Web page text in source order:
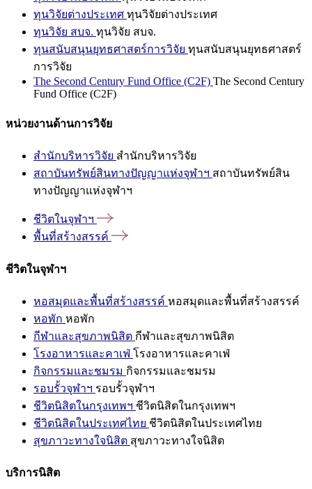
ทุนวิจัยต่างประเทศ ทุนวิจัยต่างประเทศ
ทุนวิจัย สบจ. ทุนวิจัย สบจ.
ทุนสนับสนุนยุทธศาสตร์การวิจัย ทุนสนับสนุนยุทธศาสตร์
การวิจัย
The Second Century Fund Office (C2F) The Second Century
Fund Office (C2F)
หน่วยงานด้านการวิจัย
สำนักบริหารวิจัย สำนักบริหารวิจัย
สถาบันทรัพย์สินทางปัญญาแห่งจุฬาฯ สถาบันทรัพย์สิน
ทางปัญญาแห่งจุฬาฯ
ชีวิตในจุฬาฯ
พื้นที่สร้างสรรค์
ชีวิตในจุฬาฯ
หอสมุดและพื้นที่สร้างสรรค์ หอสมุดและพื้นที่สร้างสรรค์
หอพัก หอพัก
กีฬาและสุขภาพนิสิต กีฬาและสุขภาพนิสิต
โรงอาหารและคาเฟ่ โรงอาหารและคาเฟ่
กิจกรรมและชมรม กิจกรรมและชมรม
รอบรั้วจุฬาฯ รอบรั้วจุฬาฯ
ชีวิตนิสิตในกรุงเทพฯ ชีวิตนิสิตในกรุงเทพฯ
ชีวิตนิสิตในประเทศไทย ชีวิตนิสิตในประเทศไทย
สุขภาวะทางใจนิสิต สุขภาวะทางใจนิสิต
บริการนิสิต